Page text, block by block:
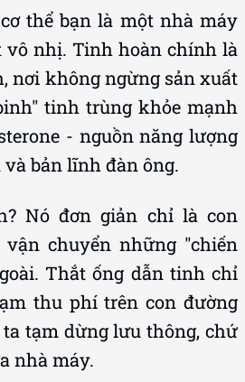
thể bạn là một nhà máy
vô nhị. Tinh hoàn chính là
nơi không ngừng sản xuất
tinh trùng khỏe mạnh
- nguồn năng lượng
bản lĩnh đàn ông.
Nó đơn giản chỉ là con
vận chuyển những "chiến
Thắt ống dẫn tinh chỉ
thu phí trên con đường
ta tạm dừng lưu thông, chứ
nhà máy.